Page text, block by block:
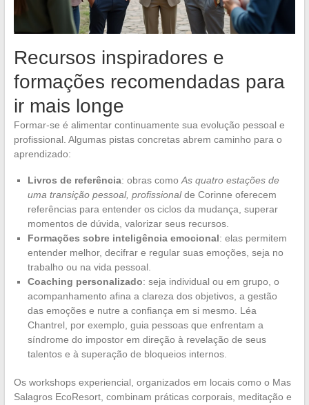
Recursos inspiradores e
formações recomendadas para
ir mais longe
Formar-se é alimentar continuamente sua evolução pessoal e
profissional. Algumas pistas concretas abrem caminho para o
aprendizado:
Livros de referência: obras como As quatro estações de
uma transição pessoal, profissionalde Corinne oferecem
referências para entender os ciclos da mudança, superar
momentos de dúvida, valorizar seus recursos.
Formações sobre inteligência emocional: elas permitem
entender melhor, decifrar e regular suas emoções, seja no
trabalho ou na vida pessoal.
Coaching personalizado: seja individual ou em grupo, o
acompanhamento afina a clareza dos objetivos, a gestão
das emoções e nutre a confiança em si mesmo. Léa
Chantrel, por exemplo, guia pessoas que enfrentam a
síndrome do impostor em direção à revelação de seus
talentos e à superação de bloqueios internos.
Os workshops experiencial, organizados em locais como o Mas
Salagros EcoResort, combinam práticas corporais, meditação e